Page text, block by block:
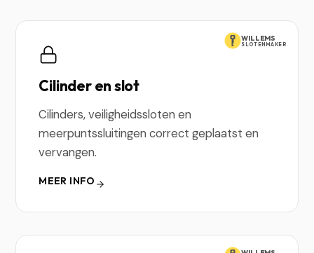
WILLEMS
SLOTENMAKER
Cilinder en slot
Cilinders, veiligheidssloten en
meerpuntssluitingen correct geplaatst en
vervangen.
MEER INFO